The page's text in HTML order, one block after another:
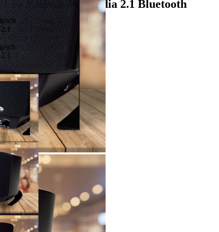
Loa Klipsch Promedia 2.1 Bluetooth